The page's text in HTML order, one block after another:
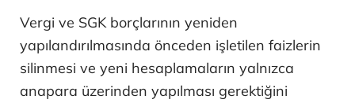
Vergi ve SGK borçlarının yeniden
yapılandırılmasında önceden işletilen faizlerin
silinmesi ve yeni hesaplamaların yalnızca
anapara üzerinden yapılması gerektiğini